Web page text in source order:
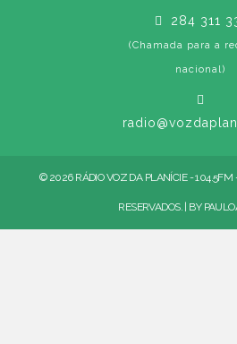
284 311
(Chamada para a
nacional)
© 2026 RÁDIO VOZ DA PLANÍCIE - 104.5FM
RESERVADOS. | BY